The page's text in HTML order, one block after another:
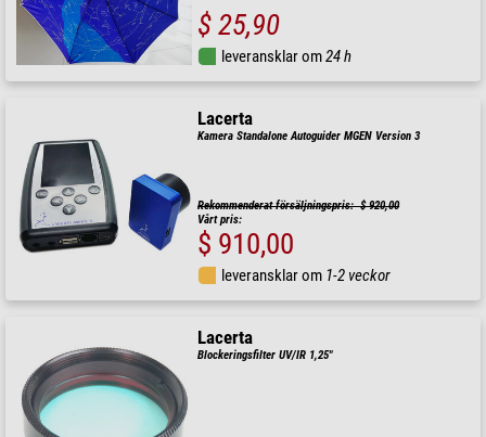
$ 25,90
leveransklar om24 h
Lacerta
Kamera Standalone Autoguider MGEN Version 3
Rekommenderat försäljningspris: $ 920,00
Vårt pris:
$ 910,00
leveransklar om 1-2 veckor
Lacerta
Blockeringsfilter UV/IR 1,25"